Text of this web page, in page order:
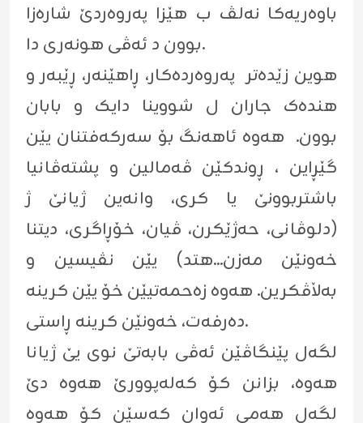
باوەریەکا نەلڤ ب هێزا پەروەردێ شارەزا
بوون د ئەڤی هونەری دا.
هوین زێدەتر پەروەردەکار، ڕاهێنەر، ڕێبەر و
هندەک جاران ل شووینا دایک و بابان
بوون. هەوە ئاهەنگ بۆ سەرکەفتنان یێن
گێڕاین ، ڕوندکێن ڤەمالین و پشتەڤانیا
باشتربوونێ یا کری، وانەین ژیانێ ژ
(دلوڤانی، حەژێکرن، ڤیان، خۆڕاگری، دیتنا
خەونێن مەزن...هتد) یێن نڤیسین و
بەڵاڤکرین. هەوە زەحمەتیێن خۆ یێن کرینە
دەرفەت، خەونێن کرینە ڕاستی.
لگەل پێنگاڤێن ئەڤی بابەتێ نوی یێ ژیانا
هەوە، بزانن کۆ کەلەپوورێ هەوە دێ
لگەل هەمی ئەوان کەسێن کۆ هەوە